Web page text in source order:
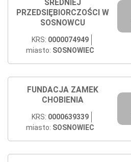
ŚREDNIEJ
PRZEDSIĘBIORCZOŚCI W
SOSNOWCU
KRS: 0000074949
miasto: SOSNOWIEC
FUNDACJA ZAMEK
CHOBIENIA
KRS: 0000639339
miasto: SOSNOWIEC